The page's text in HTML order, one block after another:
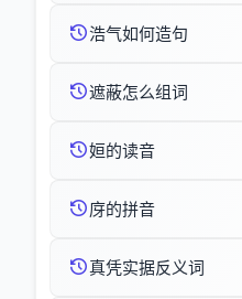
浩气如何造句
遮蔽怎么组词
姮的读音
庌的拼音
真凭实据反义词